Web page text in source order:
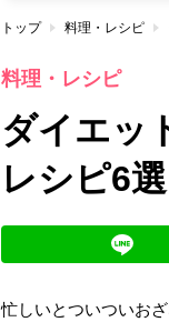
トップ 料理・レシピ
料理・レシピ
ダイエッ
レシピ6
忙しいとついついお